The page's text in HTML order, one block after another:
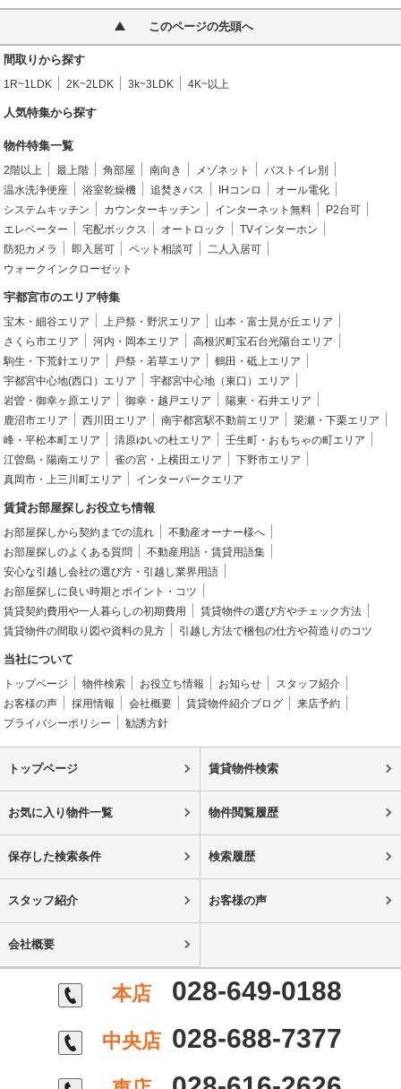
このページの先頭へ
間取りから探す
1R~1LDK 2K~2LDK 3k~3LDK 4K~以上
人気特集から探す
物件特集一覧
2階以上 最上階 角部屋 南向き メゾネット
バストイレ別
温水洗浄便座
浴室乾燥機 追焚きバス IHコンロ
オール電化
システムキッチン
カウンターキッチン インターネット無料
P2台可
エレベーター
宅配ボックス オートロック
TVインターホン
防犯カメラ
即入居可 ペット相談可
二人入居可
ウォークインクローゼット
宇都宮市のエリア特集
宝木・細谷エリア 上戸祭・野沢エリア
山本・富士見が丘エリア
さくら市エリア
河内・岡本エリア
高根沢町宝石台光陽台エリア
駒生・下荒針エリア
戸祭・若草エリア
鶴田・砥上エリア
宇都宮中心地(西口）エリア
宇都宮中心地（東口）エリア
岩曽・御幸ヶ原エリア
御幸・越戸エリア
陽東・石井エリア
鹿沼市エリア
西川田エリア 南宇都宮駅不動前エリア
簗瀬・下栗エリア
峰・平松本町エリア
清原ゆいの杜エリア
壬生町・おもちゃの町エリア
江曽島・陽南エリア
雀の宮・上横田エリア
下野市エリア
真岡市・上三川町エリア
インターパークエリア
賃貸お部屋探しお役立ち情報
お部屋探しから契約までの流れ
不動産オーナー様へ
お部屋探しのよくある質問
不動産用語・賃貸用語集
安心な引越し会社の選び方・引越し業界用語
お部屋探しに良い時期とポイント・コツ
賃貸契約費用や一人暮らしの初期費用
賃貸物件の選び方やチェック方法
賃貸物件の間取り図や資料の見方
引越し方法で梱包の仕方や荷造りのコツ
当社について
トップページ 物件検索 お役立ち情報 お知らせ
スタッフ紹介
お客様の声
採用情報 会社概要 賃貸物件紹介ブログ
来店予約
プライバシーポリシー
勧誘方針
トップページ 賃貸物件検索
お気に入り物件一覧 物件閲覧履歴
保存した検索条件 検索履歴
スタッフ紹介 お客様の声
会社概要
本店 028-649-0188
中央店 028-688-7377